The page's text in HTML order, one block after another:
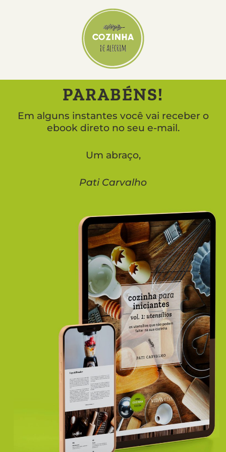
PARABÉNS!
Em alguns instantes você vai receber o
ebook direto no seu e-mail.
Um abraço,
Pati Carvalho